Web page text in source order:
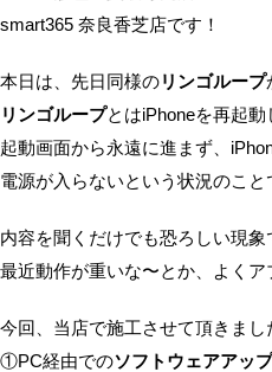
smart365 奈良香芝店です！
本日は、先日同様のリンゴループ
リンゴループとはiPhoneを再起動
起動画面から永遠に進まず、
電源が入らないという状況のこと
内容を聞くだけでも恐ろしい現象
最近動作が重いな〜とか、よく
今回、当店で施工させて頂きまし
①PC経由でのソフトウェアアッ